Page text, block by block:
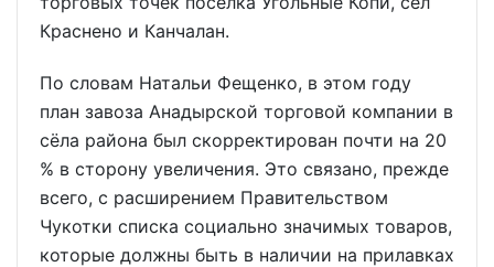
Краснено и Канчалан.
По словам Натальи Фещенко, в этом году
план завоза Анадырской торговой компании в
сёла района был скорректирован почти на 20
% в сторону увеличения. Это связано, прежде
всего, с расширением Правительством
Чукотки списка социально значимых товаров,
которые должны быть в наличии на прилавках